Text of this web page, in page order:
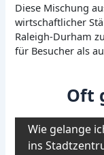
Diese Mischung
wirtschaftlicher
Raleigh-Durham
für Besucher als
Oft
Wie gelange
ins